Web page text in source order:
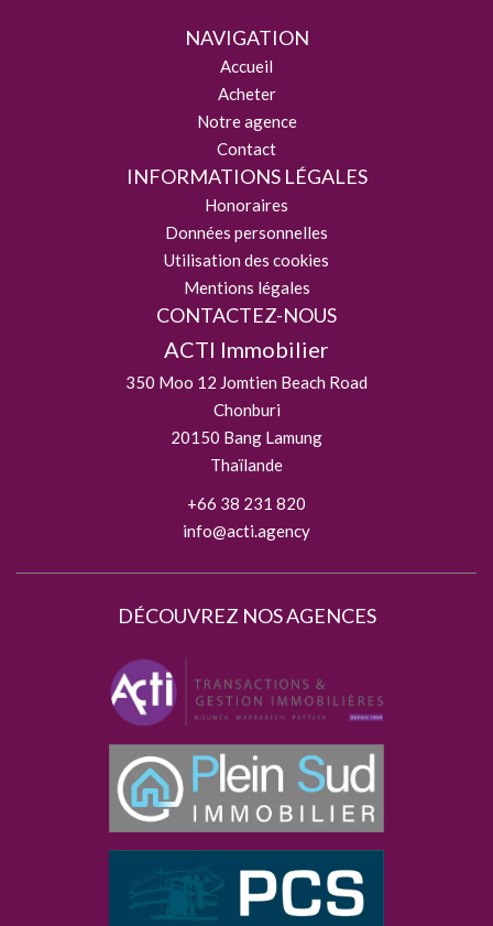
NAVIGATION
Accueil
Acheter
Notre agence
Contact
INFORMATIONS LÉGALES
Honoraires
Données personnelles
Utilisation des cookies
Mentions légales
CONTACTEZ-NOUS
ACTI Immobilier
350 Moo 12 Jomtien Beach Road
Chonburi
20150 Bang Lamung
Thaïlande
+66 38 231 820
info@acti.agency
DÉCOUVREZ NOS AGENCES